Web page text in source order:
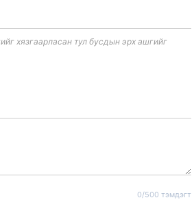
хязгаарласан тул бусдын эрх ашгийг
0/500 тэмдэгт